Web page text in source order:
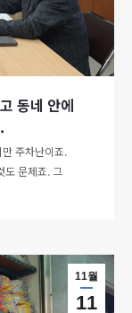
동네 안에
주차난이죠.
도 문제죠. 그
11월
11